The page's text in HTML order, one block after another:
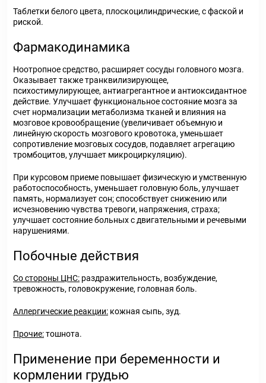
Таблетки белого цвета, плоскоцилиндрические, с фаской и
риской.
Фармакодинамика
Ноотропное средство, расширяет сосуды головного мозга.
Оказывает также транквилизирующее,
психостимулирующее, антиагрегантное и антиоксидантное
действие. Улучшает функциональное состояние мозга за
счет нормализации метаболизма тканей и влияния на
мозговое кровообращение (увеличивает объемную и
линейную скорость мозгового кровотока, уменьшает
сопротивление мозговых сосудов, подавляет агрегацию
тромбоцитов, улучшает микроциркуляцию).
При курсовом приеме повышает физическую и умственную
работоспособность, уменьшает головную боль, улучшает
память, нормализует сон; способствует снижению или
исчезновению чувства тревоги, напряжения, страха;
улучшает состояние больных с двигательными и речевыми
нарушениями.
Побочные действия
Со стороны ЦНС: раздражительность, возбуждение,
тревожность, головокружение, головная боль.
Аллергические реакции: кожная сыпь, зуд.
Прочие:тошнота.
Применение при беременности и
кормлении грудью